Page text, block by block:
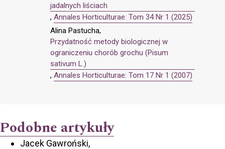
jadalnych liściach
, Annales Horticulturae: Tom 34 Nr 1 (2025)
Alina Pastucha,
Przydatność metody biologicznej w
ograniczeniu chorób grochu (Pisum
sativum L.)
, Annales Horticulturae: Tom 17 Nr 1 (2007)
Podobne artykuły
Jacek Gawroński,